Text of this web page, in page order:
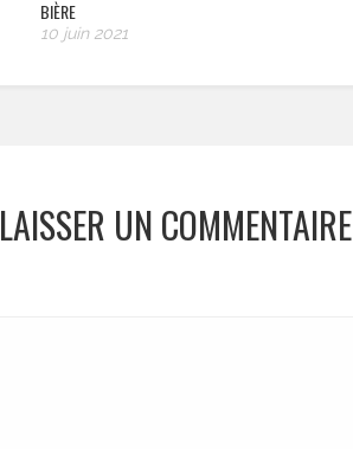
BIÈRE
10 juin 2021
LAISSER UN COMMENTAIRE